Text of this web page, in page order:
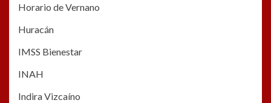
Horario de Vernano
Huracán
IMSS Bienestar
INAH
Indira Vizcaíno